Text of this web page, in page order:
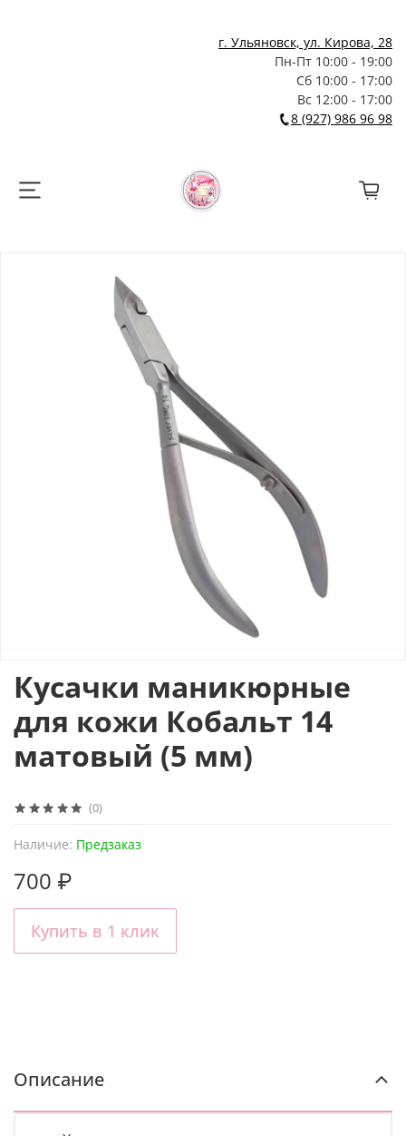
г. Ульяновск, ул. Кирова, 28
Пн-Пт 10:00 - 19:00
Сб 10:00 - 17:00
Вс 12:00 - 17:00
8 (927) 986 96 98
(0)
Наличие: Предзаказ
Кусачки маникюрные
для кожи Кобальт 14
матовый (5 мм)
700 ₽
Купить в 1 клик
Описание